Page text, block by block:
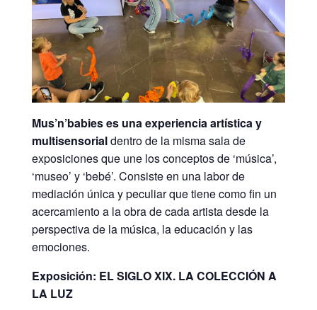
Mus’n’babies es una experiencia artística y
multisensorialdentro de la misma sala de
exposiciones que une los conceptos de ‘música’,
‘museo’ y ‘bebé’. Consiste en una labor de
mediación única y peculiar que tiene como fin un
acercamiento a la obra de cada artista desde la
perspectiva de la música, la educación y las
emociones.
Exposición: EL SIGLO XIX. LA COLECCIÓN A
LA LUZ